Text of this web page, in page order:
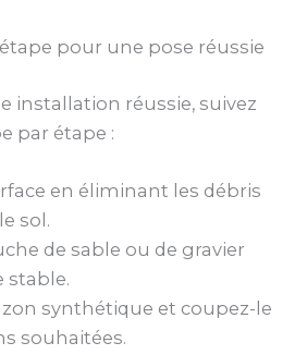
pour une pose réussie
installation réussie, suivez
par étape :
en éliminant les débris
sol.
de sable ou de gravier
stable.
synthétique et coupez-le
souhaitées.